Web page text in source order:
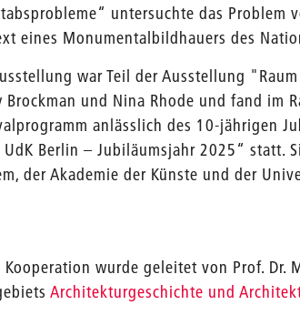
untersuchte das Problem
eines Monumentalbildhauers des
war Teil der Ausstellung
Brockman und Nina Rhode und fand im
anlässlich des 10-jährigen
UdK Berlin – Jubiläumsjahr 2025“ statt.
der Akademie der Künste und der
Kooperation wurde geleitet von Prof. Dr.
Architekturgeschichte und